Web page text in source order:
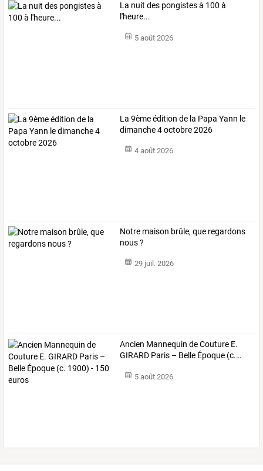
La nuit des pongistes à 100 à
l'heure...
5 août 2026
La 9ème édition de la Papa Yann le
dimanche 4 octobre 2026
4 août 2026
Notre maison brûle, que regardons
nous ?
29 juil. 2026
Ancien Mannequin deCouture E.
GIRARD Paris – Belle Époque (c.…
5 août 2026